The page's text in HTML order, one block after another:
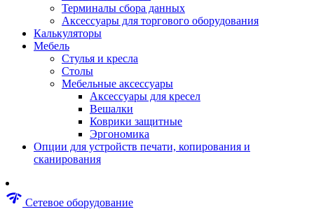
Наборы пневматические
Пистолеты пневматические
Шуруповерты
Дрели
Лобзики
Перфораторы
Шлифмашины
Наборы инструментов
Пилы
Пылесосы строительные
Терминалы сбора данных
Аксессуары для торгового оборудования
Калькуляторы
Мебель
Стулья и кресла
Столы
Мебельные аксессуары
Аксессуары для кресел
Вешалки
Коврики защитные
Эргономика
Опции для устройств печати, копирования и
сканирования
network_check Сетевое оборудование